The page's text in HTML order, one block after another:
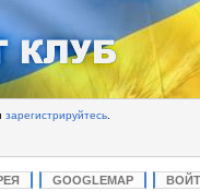
зарегистрируйтесь
GOOGLEMAP